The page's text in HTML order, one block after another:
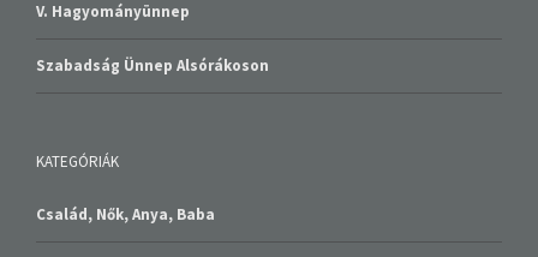
V. Hagyományünnep
Szabadság Ünnep Alsórákoson
KATEGÓRIÁK
Család, Nők, Anya, Baba